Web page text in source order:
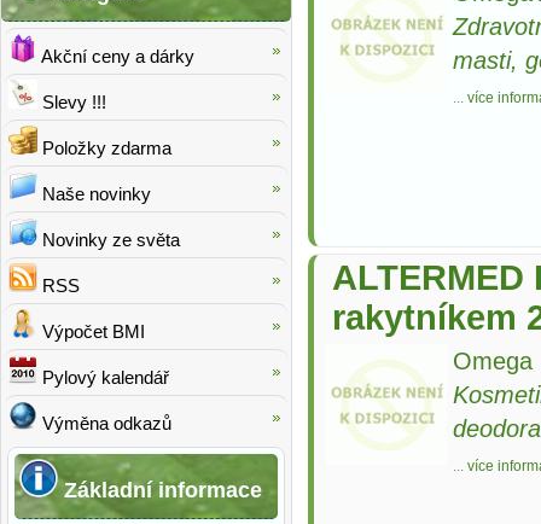
masti,
... více
rakytníkem
Omega
... více
Akční ceny a dárky
Slevy !!!
Položky zdarma
Naše novinky
Novinky ze světa
RSS
Výpočet BMI
Pylový kalendář
Výměna odkazů
Základní informace